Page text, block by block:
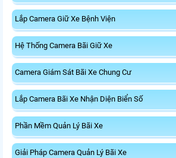
Lắp Camera Giữ Xe Bệnh Viện
Hệ Thống Camera Bãi Giữ Xe
Camera Giám Sát Bãi Xe Chung Cư
Lắp Camera Bãi Xe Nhận Diện Biển Số
Phần Mềm Quản Lý Bãi Xe
Giải Pháp Camera Quản Lý Bãi Xe